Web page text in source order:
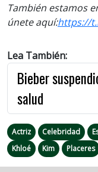
También estamos
únete aquí:https://
Lea También:
Bieber
salud
Actriz Celebridad
Khloé
Kim Placeres